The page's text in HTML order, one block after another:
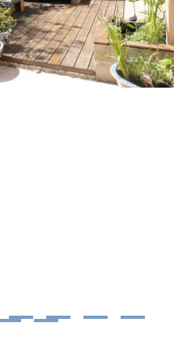
5 6 7 8
10 11